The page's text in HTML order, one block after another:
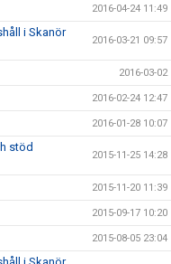
2016-04-24 11:49
i Skanör
2016-03-21 09:57
2016-03-02
2016-02-24 12:47
2016-01-28 10:07
stöd
2015-11-25 14:28
2015-11-20 11:39
2015-09-17 10:20
2015-08-05 23:04